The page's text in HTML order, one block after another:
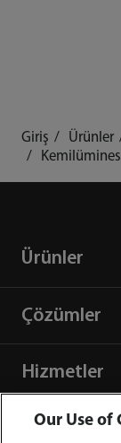
Giriş Ürünler
Ürünler
Çözümler
Hizmetler
Medya
Our Use of